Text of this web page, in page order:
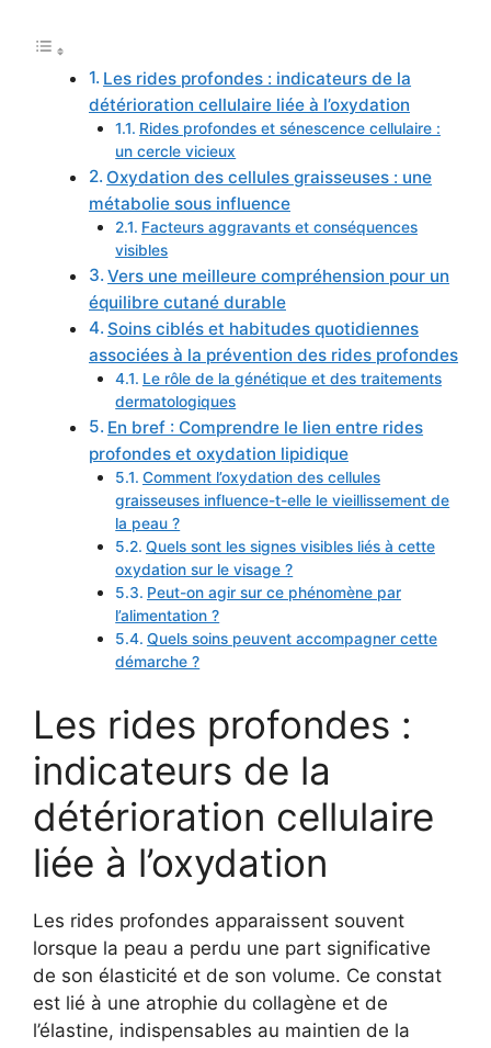
Les rides profondes : indicateurs de la
détérioration cellulaire liée à l’oxydation
Rides profondes et sénescence cellulaire :
un cercle vicieux
Oxydation des cellules graisseuses : une
métabolie sous influence
Facteurs aggravants et conséquences
visibles
Vers une meilleure compréhension pour un
équilibre cutané durable
Soins ciblés et habitudes quotidiennes
associées à la prévention des rides profondes
Le rôle de la génétique et des traitements
dermatologiques
En bref : Comprendre le lien entre rides
profondes et oxydation lipidique
Comment l’oxydation des cellules
graisseuses influence-t-elle le vieillissement de
la peau ?
Quels sont les signes visibles liés à cette
oxydation sur le visage ?
Peut-on agir sur ce phénomène par
l’alimentation ?
Quels soins peuvent accompagner cette
démarche ?
Les rides profondes :
indicateurs de la
détérioration cellulaire
liée à l’oxydation
Les rides profondes apparaissent souvent
lorsque la peau a perdu une part significative
de son élasticité et de son volume. Ce constat
est lié à une atrophie du collagène et de
l’élastine, indispensables au maintien de la